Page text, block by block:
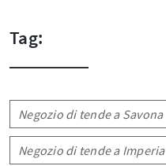
Tag:
Negozio di tende a Savona
Negozio di tende a Imperia